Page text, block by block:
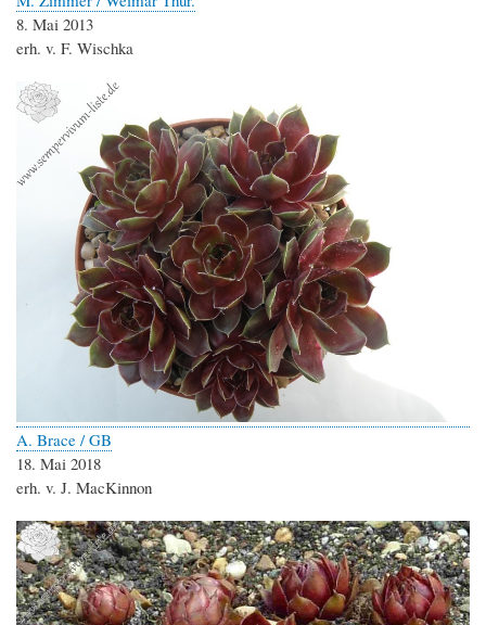
8. Mai 2013
erh. v. F. Wischka
A. Brace / GB
18. Mai 2018
erh. v. J. MacKinnon